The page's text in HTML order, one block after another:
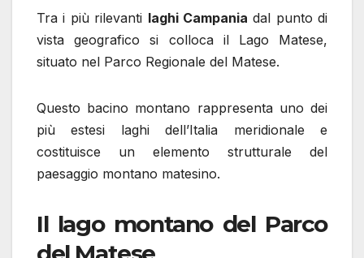
Tra i più rilevanti laghi Campania dal punto di
vista geografico si colloca il Lago Matese,
situato nel Parco Regionale del Matese.
Questo bacino montano rappresenta uno dei
più estesi laghi dell’Italia meridionale e
costituisce un elemento strutturale del
paesaggio montano matesino.
Il lago montano del Parco